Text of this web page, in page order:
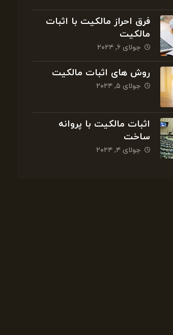
فرق احراز مالکیت با اثبات
مالکیت
جولای ۶, ۲۰۲۴
روش های اثبات مالکیت
جولای ۵, ۲۰۲۴
اثبات مالکیت با پروانه
ساخت
جولای ۴, ۲۰۲۴